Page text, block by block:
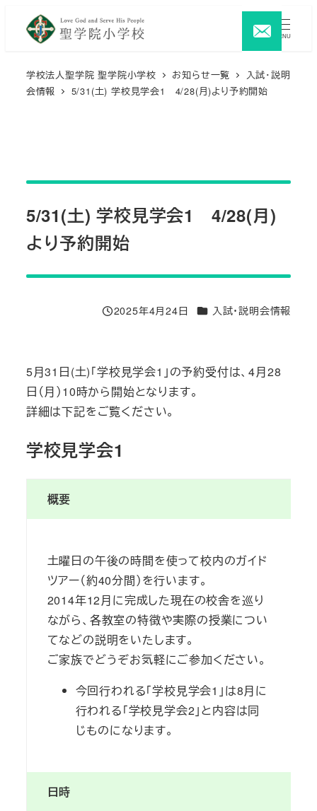
MENU
学校法人聖学院 聖学院小学校 お知らせ一覧
入試・説明
会情報
5/31(土) 学校見学会1 4/28(月)より予約開始
5/31(土) 学校見学会1 4/28(月)
より予約開始
投稿日
2025年4月24日 カテゴリー
入試・説明会情報
5月31日(土)「学校見学会1」の予約受付は、4月28
日（月）10時から開始となります。
詳細は下記をご覧ください。
学校見学会1
概要
土曜日の午後の時間を使って校内のガイド
ツアー（約40分間）を行います。
2014年12月に完成した現在の校舎を巡り
ながら、各教室の特徴や実際の授業につい
てなどの説明をいたします。
ご家族でどうぞお気軽にご参加ください。
今回行われる「学校見学会1」は8月に
行われる「学校見学会2」と内容は同
じものになります。
日時